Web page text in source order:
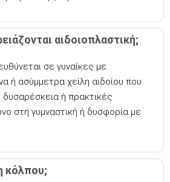
αιδοιοπλαστική;
σε γυναίκες με
ή ασύμμετρα χείλη αιδοίου που
δυσαρέσκεια ή πρακτικές
στη γυμναστική ή δυσφορία με
κόλπου;